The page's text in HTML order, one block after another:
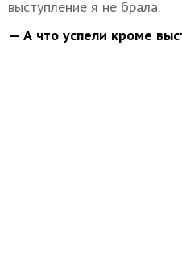
выступление я не брала.
— А что успели кроме